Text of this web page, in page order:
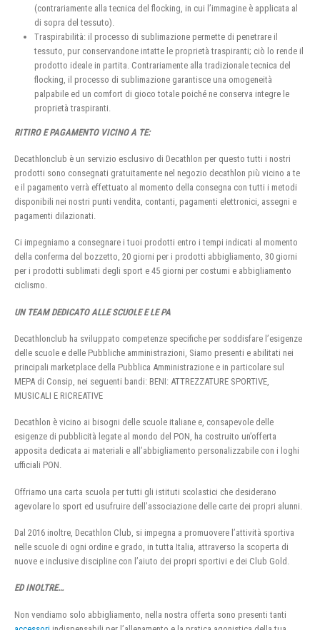
(contrariamente alla tecnica del flocking, in cui l’immagine è applicata al
di sopra del tessuto).
Traspirabilità: il processo di sublimazione permette di penetrare il
tessuto, pur conservandone intatte le proprietà traspiranti; ciò lo rende il
prodotto ideale in partita. Contrariamente alla tradizionale tecnica del
flocking, il processo di sublimazione garantisce una omogeneità
palpabile ed un comfort di gioco totale poiché ne conserva integre le
proprietà traspiranti.
RITIRO E PAGAMENTO VICINO A TE:
Decathlonclub è un servizio esclusivo di Decathlon per questo tutti i nostri
prodotti sono consegnati gratuitamente nel negozio decathlon più vicino a te
e il pagamento verrà effettuato al momento della consegna con tutti i metodi
disponibili nei nostri punti vendita, contanti, pagamenti elettronici, assegni e
pagamenti dilazionati.
Ci impegniamo a consegnare i tuoi prodotti entro i tempi indicati al momento
della conferma del bozzetto, 20 giorni per i prodotti abbigliamento, 30 giorni
per i prodotti sublimati degli sport e 45 giorni per costumi e abbigliamento
ciclismo.
UN TEAM DEDICATO ALLE SCUOLE E LE PA
Decathlonclub ha sviluppato competenze specifiche per soddisfare l’esigenze
delle scuole e delle Pubbliche amministrazioni, Siamo presenti e abilitati nei
principali marketplace della Pubblica Amministrazione e in particolare sul
MEPA di Consip, nei seguenti bandi: BENI: ATTREZZATURE SPORTIVE,
MUSICALI E RICREATIVE
Decathlon è vicino ai bisogni delle scuole italiane e, consapevole delle
esigenze di pubblicità legate al mondo del PON, ha costruito un’offerta
apposita dedicata ai materiali e all’abbigliamento personalizzabile con i loghi
ufficiali PON.
Offriamo una carta scuola per tutti gli istituti scolastici che desiderano
agevolare lo sport ed usufruire dell’associazione delle carte dei propri alunni.
Dal 2016 inoltre, Decathlon Club, si impegna a promuovere l’attività sportiva
nelle scuole di ogni ordine e grado, in tutta Italia, attraverso la scoperta di
nuove e inclusive discipline con l’aiuto dei propri sportivi e dei Club Gold.
ED INOLTRE…
Non vendiamo solo abbigliamento, nella nostra offerta sono presenti tanti